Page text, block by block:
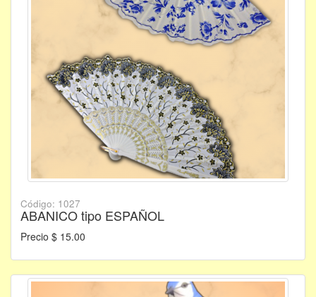
Código: 1027
ABANICO tipo ESPAÑOL
Precio $ 15.00